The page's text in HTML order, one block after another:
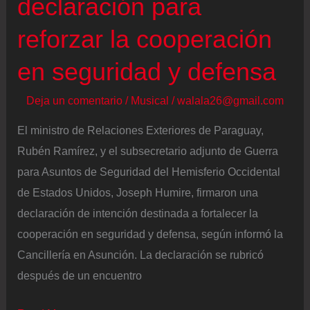
reunión
con
PresidenteTrump
declaración para
reforzar la cooperación
en seguridad y defensa
Deja un comentario / Musical /walala26@gmail.com
El ministro de Relaciones Exteriores de Paraguay,
Rubén Ramírez, y el subsecretario adjunto de Guerra
para Asuntos de Seguridad del Hemisferio Occidental
de Estados Unidos, Joseph Humire, firmaron una
declaración de intención destinada a fortalecer la
cooperación en seguridad y defensa, según informó la
Cancillería en Asunción. La declaración se rubricó
después de un encuentro